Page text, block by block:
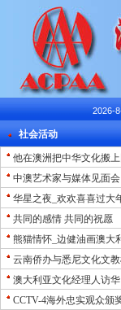
2026-
社会活动
他在澳洲把中华文化搬
中澳艺术家与媒体见面会
华星之夜_欢欢喜喜过大
共同的感情 共同的祝愿
熊猫情怀_边健油画澳大
云南侨办与悉尼文化文
澳大利亚文化经理人访
CCTV-4海外忠实观众颁